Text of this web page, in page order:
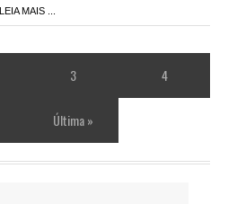
LEIA MAIS ...
3 4
Última »